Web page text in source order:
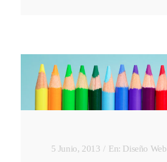
5 Junio, 2013 En: Diseño Web